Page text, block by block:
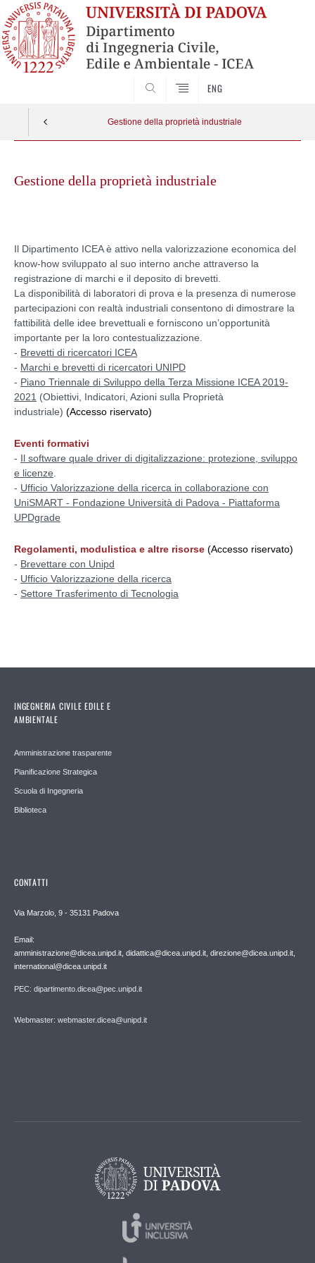
ENG
Gestione della proprietà industriale
contentGestione della proprietà industriale
Il Dipartimento ICEA è attivo nella valorizzazione economica del
know-how sviluppato al suo interno anche attraverso la
registrazione di marchi e il deposito di brevetti.
La disponibilità di laboratori di prova e la presenza di numerose
partecipazioni con realtà industriali consentono di dimostrare la
fattibilità delle idee brevettuali e forniscono un’opportunità
importante per la loro contestualizzazione.
- Brevetti di ricercatori ICEA
- Marchi e brevetti di ricercatori UNIPD
- Piano Triennale di Sviluppo della Terza Missione ICEA 2019-
2021 (Obiettivi, Indicatori, Azioni sulla Proprietà
industriale) (Accesso riservato)
Eventi formativi
- Il software quale driver di digitalizzazione: protezione, sviluppo
e licenze
- Ufficio Valorizzazione della ricerca in collaborazione con
UniSMART - Fondazione Università di Padova - Piattaforma
UPDgrade
Regolamenti, modulistica e altre risorse (Accesso riservato)
- Brevettare con Unipd
- Ufficio Valorizzazione della ricerca
- Settore Trasferimento di Tecnologia
INGEGNERIA CIVILE EDILE E
AMBIENTALE
Amministrazione trasparente
Pianificazione Strategica
Scuola di Ingegneria
Biblioteca
CONTATTI
Via Marzolo, 9 - 35131 Padova
Email:
amministrazione@dicea.unipd.it, didattica@dicea.unipd.it, direzione@dicea.unipd.it,
international@dicea.unipd.it
PEC: dipartimento.dicea@pec.unipd.it
Webmaster: webmaster.dicea@unipd.it